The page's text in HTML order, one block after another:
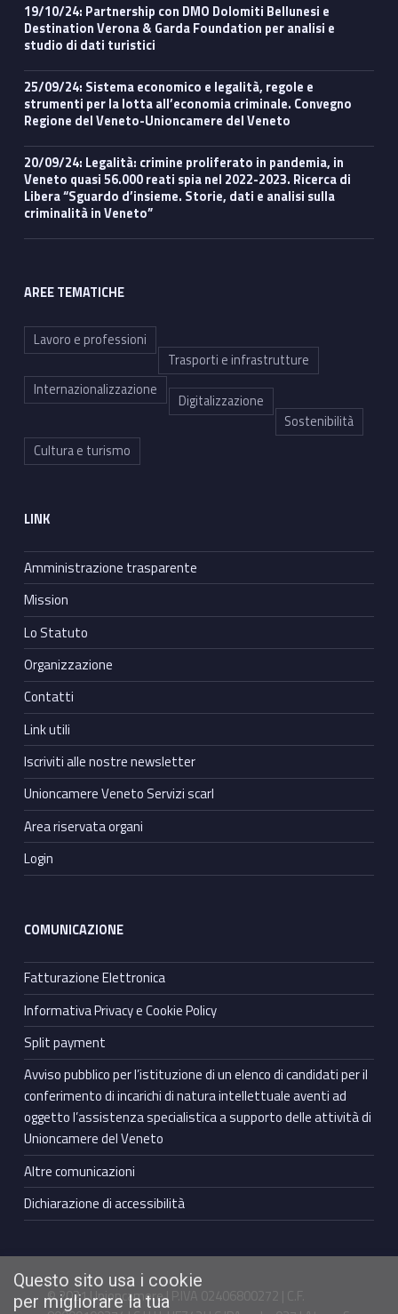
19/10/24: Partnership con DMO Dolomiti Bellunesi e
Destination Verona & Garda Foundation per analisi e
studio di dati turistici
25/09/24: Sistema economico e legalità, regole e
strumenti per la lotta all’economia criminale. Convegno
Regione del Veneto-Unioncamere del Veneto
20/09/24: Legalità: crimine proliferato in pandemia, in
Veneto quasi 56.000 reati spia nel 2022-2023. Ricerca di
Libera “Sguardo d’insieme. Storie, dati e analisi sulla
criminalità in Veneto”
AREE TEMATICHE
Lavoro e professioni
Trasporti e infrastrutture
Internazionalizzazione
Digitalizzazione
Sostenibilità
Cultura e turismo
LINK
Amministrazione trasparente
Mission
Lo Statuto
Organizzazione
Contatti
Link utili
Iscriviti alle nostre newsletter
Unioncamere Veneto Servizi scarl
Area riservata organi
Login
COMUNICAZIONE
Fatturazione Elettronica
Informativa Privacy e Cookie Policy
Split payment
Avviso pubblico per l’istituzione di un elenco di candidati per il
conferimento di incarichi di natura intellettuale aventi ad
oggetto l’assistenza specialistica a supporto delle attività di
Unioncamere del Veneto
Altre comunicazioni
Dichiarazione di accessibilità
© 2021 Unioncamere | P.IVA 02406800272 | C.F.
Questo sito usa i cookie
per migliorare la tua